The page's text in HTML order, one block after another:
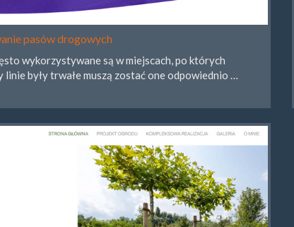
pasów drogowych
wykorzystywane są w miejscach, po których
linie były trwałe muszą zostać one odpowiednio …